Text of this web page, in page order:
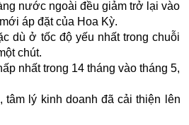
nước ngoài đều giảm trở lại vào
áp đặt của Hoa Kỳ.
dù ở tốc độ yếu nhất trong chuỗi
chút.
nhất trong 14 tháng vào tháng 5,
tâm lý kinh doanh đã cải thiện lên